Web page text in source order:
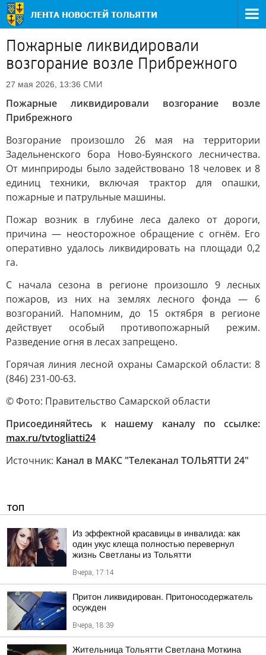
Пожарные ликвидировали
возгорание возле Прибрежного
27 мая 2026, 13:36 СМИ
Пожарные ликвидировали возгорание возле
Прибрежного
Возгорание произошло 26 мая на территории
Задельненского бора Ново-Буянского лесничества.
От минприроды было задействовано 18 человек и 8
единиц техники, включая трактор для опашки,
пожарные и патрульные машины.
Пожар возник в глубине леса далеко от дороги,
причина — неосторожное обращение с огнём. Его
оперативно удалось ликвидировать на площади 0,2
га.
С начала сезона в регионе произошло 9 лесных
пожаров, из них на землях лесного фонда — 6
возгораний. Напомним, до 15 октября в регионе
действует особый противопожарный режим.
Разведение огня в лесах запрещено.
Горячая линия лесной охраны Самарской области: 8
(846) 231-00-63.
© Фото: Правительство Самарской области
Присоединяйтесь к нашему каналу по ссылке:
max.ru/tvtogliatti24
Источник: Канал в МАКС "Телеканал ТОЛЬЯТТИ 24"
ТОП
Из эффектной красавицы в инвалида: как
один укус клеща полностью перевернул
жизнь Светланы из Тольятти
Вчера, 17:14
Притон ликвидирован. Притоносодержатель
осужден
Вчера, 18:39
Жительница Тольятти Светлана Моткина